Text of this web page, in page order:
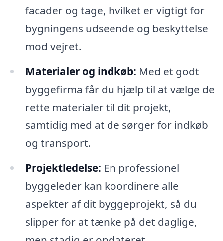
facader og tage, hvilket er vigtigt for
bygningens udseende og beskyttelse
mod vejret.
Materialer og indkøb: Med et godt
byggefirma får du hjælp til at vælge de
rette materialer til dit projekt,
samtidig med at de sørger for indkøb
og transport.
Projektledelse: En professionel
byggeleder kan koordinere alle
aspekter af dit byggeprojekt, så du
slipper for at tænke på det daglige,